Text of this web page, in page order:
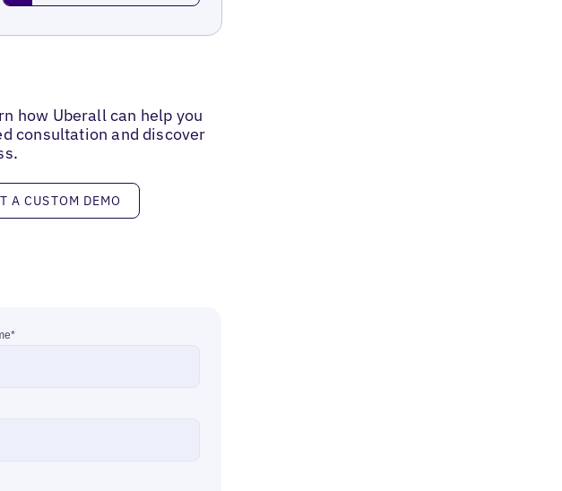
how Uberall can help you
consultation and discover
demo
A CUSTOM DEMO